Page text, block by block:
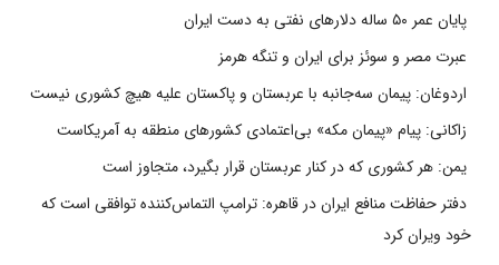
پایان عمر ۵۰ ساله دلارهای نفتی به دست ایران
عبرت مصر و سوئز برای ایران و تنگه هرمز
اردوغان: پیمان سه‌جانبه با عربستان و پاکستان علیه هیچ کشوری نیست
زاکانی: پیام «پیمان مکه» بی‌اعتمادی کشورهای منطقه به آمریکاست
یمن: هر کشوری که در کنار عربستان قرار بگیرد، متجاوز است
دفتر حفاظت منافع ایران در قاهره: ترامپ التماس‌کننده توافقی است که
خود ویران کرد